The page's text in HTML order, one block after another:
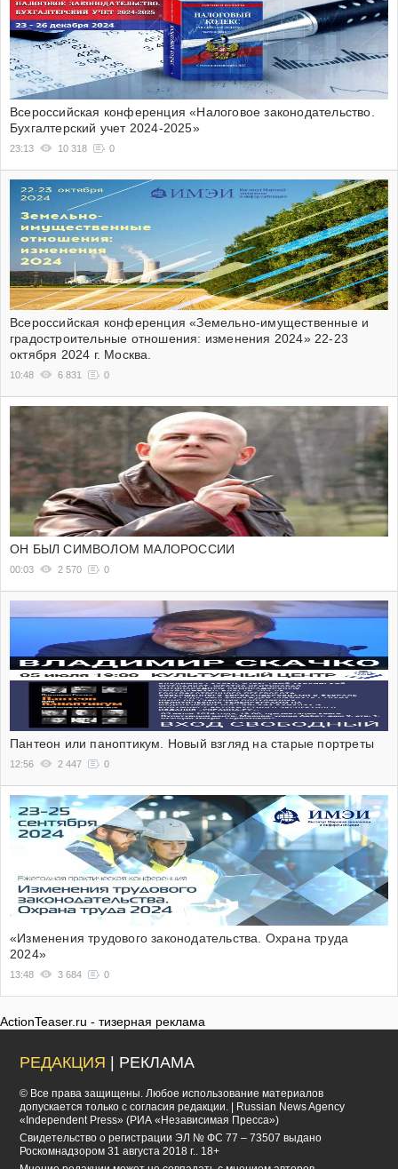
Всероссийская конференция «Налоговое законодательство.
Бухгалтерский учет 2024-2025»
23:13 10 318 0
Всероссийская конференция «Земельно-имущественные и
градостроительные отношения: изменения 2024» 22-23
октября 2024 г. Москва.
10:48 6 831 0
ОН БЫЛ СИМВОЛОМ МАЛОРОССИИ
00:03 2 570 0
Пантеон или паноптикум. Новый взгляд на старые портреты
12:56 2 447 0
«Изменения трудового законодательства. Охрана труда
2024»
13:48 3 684 0
ActionTeaser.ru - тизерная реклама
РЕДАКЦИЯ | РЕКЛАМА
© Все права защищены. Любое использование материалов
допускается только с согласия редакции. | Russian News Agency
«Independent Press» (РИА «Независимая Пресса»)
Cвидетельство о регистрации ЭЛ № ФС 77 – 73507 выдано
Роскомнадзором 31 августа 2018 г.. 18+